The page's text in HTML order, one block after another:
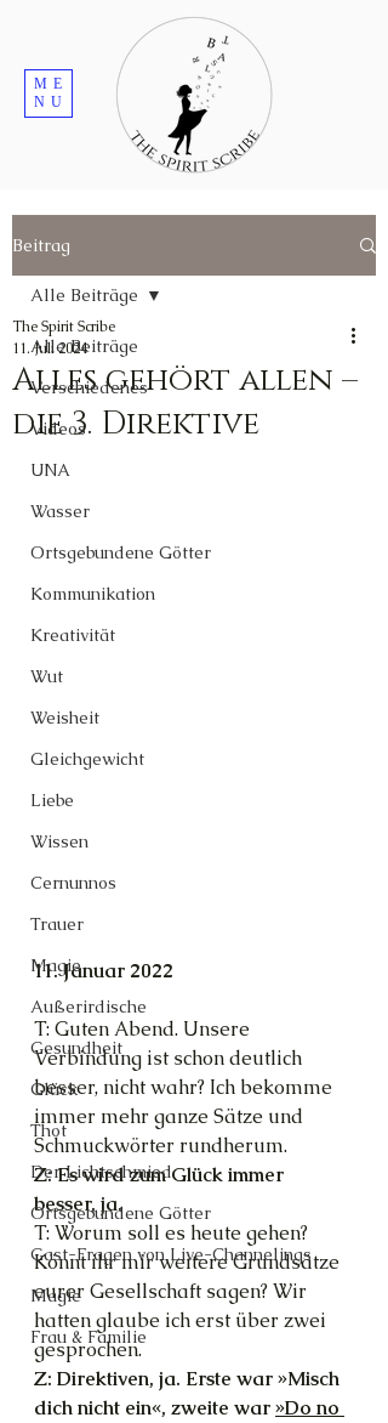
ME
NU
Beitrag
Alle Beiträge
Verschiedenes
Videos
UNA
Wasser
Ortsgebundene Götter
Kommunikation
Kreativität
Wut
Weisheit
Gleichgewicht
Liebe
Wissen
Cernunnos
Trauer
Magie
Außerirdische
Gesundheit
Glück
Thot
Der Lichtschmied
Ortsgebundene Götter
Gast-Fragen von Live-Channelings
Magie
Frau & Familie
Alle Beiträge
Alles gehört allen –
die 3. Direktive
The Spirit Scribe
11. Juli 2024
11. Januar 2022
T: Guten Abend. Unsere
Verbindung ist schon deutlich
besser, nicht wahr? Ich bekomme
immer mehr ganze Sätze und
Schmuckwörter rundherum.
Z: Es wird zum Glück immer
besser, ja.
T: Worum soll es heute gehen?
Könnt ihr mir weitere Grundsätze
eurer Gesellschaft sagen? Wir
hatten glaube ich erst über zwei
gesprochen.
Z: Direktiven, ja. Erste war »Misch
dich nicht ein«, zweite war »Do no